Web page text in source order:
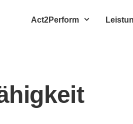
Act2Perform